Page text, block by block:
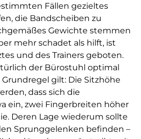
Fällen gezieltes
die Bandscheiben zu
Gewichte stemmen
mehr schadet als hilft, ist
und des Trainers geboten.
der Bürostuhl optimal
gilt: Die Sitzhöhe
dass sich die
ein, zwei Fingerbreiten höher
Deren Lage wiederum sollte
Sprunggelenken befinden –